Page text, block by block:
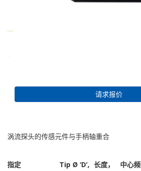
请求报价
涡流探头的传感元件与手柄轴重合
指定
Tip Ø ‘D’, 长度，
中心频